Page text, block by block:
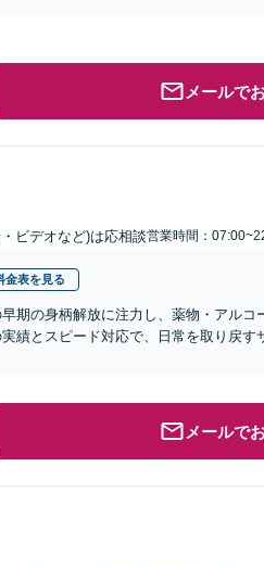
メールで
ビデオなど)は応相談営業時間：
金表を見る
期の身柄解放に注力し、薬物・アル
績とスピード対応で、日常を取り戻す
メールで